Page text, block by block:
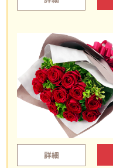
詳細